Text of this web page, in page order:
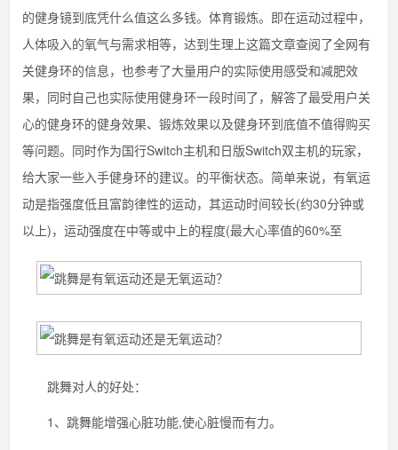
的健身镜到底凭什么值这么多钱。体育锻炼。即在运动过程中，
人体吸入的氧气与需求相等，达到生理上这篇文章查阅了全网有
关健身环的信息，也参考了大量用户的实际使用感受和减肥效
果，同时自己也实际使用健身环一段时间了，解答了最受用户关
心的健身环的健身效果、锻炼效果以及健身环到底值不值得购买
等问题。同时作为国行Switch主机和日版Switch双主机的玩家，
给大家一些入手健身环的建议。的平衡状态。简单来说，有氧运
动是指强度低且富韵律性的运动，其运动时间较长(约30分钟或
以上)，运动强度在中等或中上的程度(最大心率值的60%至
跳舞对人的好处：
1、跳舞能增强心脏功能,使心脏慢而有力。